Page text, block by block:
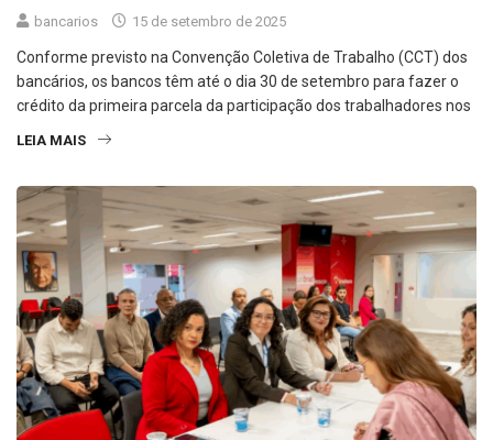
bancarios 15 de setembro de 2025
Conforme previsto na Convenção Coletiva de Trabalho (CCT) dos
bancários, os bancos têm até o dia 30 de setembro para fazer o
crédito da primeira parcela da participação dos trabalhadores nos
LEIA MAIS